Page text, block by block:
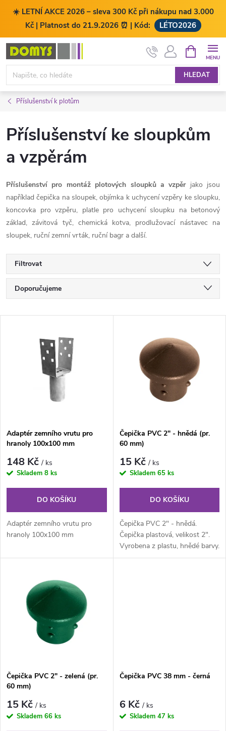
☀️ LETNÍ AKCE 2026 – sleva 300 Kč při nákupu nad 3.000
Kč | Platnost do 21.9.2026 ⏰ | Kód:
LÉTO2026
Přejít
obsah
HLEDAT
NÁKUPNÍ
KOŠÍK
Příslušenství k plotům
Příslušenství ke sloupkům
a vzpěrám
Příslušenství pro montáž plotových sloupků a vzpěrjako jsou
například čepička na sloupek, objímka k uchycení vzpěry ke sloupku,
koncovka pro vzpěru, platle pro uchycení sloupku na betonový
základ, závitová tyč, chemická kotva, prodlužovací nástavec na
sloupek, ruční zemní vrták, ruční bagr a další.
Filtrovat
Ř
a
p
r
o
d
u
Doporučujeme
Nejprodávanější
Abecedně
s
p
r
d
u
Adaptér zemního vrutu pro
hranoly 100x100 mm
148 Kč/ ks
Skladem 8 ks
DO KOŠÍKU
Adaptér zemního vrutu pro
hranoly 100x100 mm
Čepička PVC 2" - hnědá (pr.
60 mm)
15 Kč/ ks
Skladem 65 ks
DO KOŠÍKU
Čepička PVC 2" - hnědá.
Čepička plastová, velikost 2".
Vyrobena z plastu, hnědé barvy.
Čepička PVC 2" - zelená (pr.
60 mm)
15 Kč/ ks
Skladem 66 ks
Čepička PVC 38 mm - černá
6 Kč/ ks
Skladem 47 ks